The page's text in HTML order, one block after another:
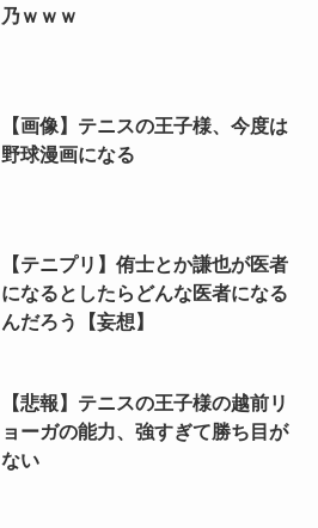
乃ｗｗｗ
【画像】テニスの王子様、今度は
野球漫画になる
【テニプリ】侑士とか謙也が医者
になるとしたらどんな医者になる
んだろう【妄想】
【悲報】テニスの王子様の越前リ
ョーガの能力、強すぎて勝ち目が
ない